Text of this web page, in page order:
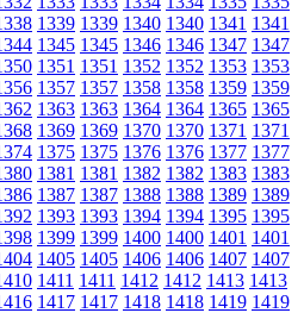
1339 1339 1340 1340 1341 1341
1345 1345 1346 1346 1347 1347
1351 1351 1352 1352 1353 1353
1357 1357 1358 1358 1359 1359
1363 1363 1364 1364 1365 1365
1369 1369 1370 1370 1371 1371
1375 1375 1376 1376 1377 1377
1381 1381 1382 1382 1383 1383
1387 1387 1388 1388 1389 1389
1393 1393 1394 1394 1395 1395
1399 1399 1400 1400 1401 1401
1405 1405 1406 1406 1407 1407
1411 1411 1412 1412 1413 1413
1417 1417 1418 1418 1419 1419